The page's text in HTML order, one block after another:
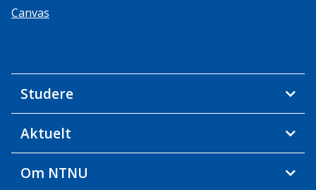
Canvas
Studere
Aktuelt
Om NTNU